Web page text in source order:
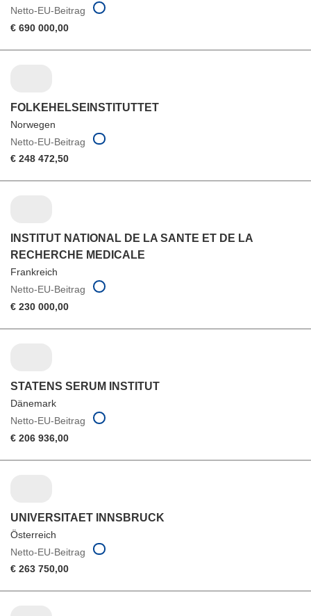
Netto-EU-Beitrag
€ 690 000,00
FOLKEHELSEINSTITUTTET
Norwegen
Netto-EU-Beitrag
€ 248 472,50
INSTITUT NATIONAL DE LA SANTE ET DE LA
RECHERCHE MEDICALE
Frankreich
Netto-EU-Beitrag
€ 230 000,00
STATENS SERUM INSTITUT
Dänemark
Netto-EU-Beitrag
€ 206 936,00
UNIVERSITAET INNSBRUCK
Österreich
Netto-EU-Beitrag
€ 263 750,00